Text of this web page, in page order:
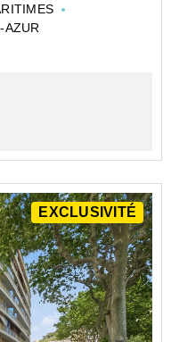
AZUR
EXCLUSIVITÉ